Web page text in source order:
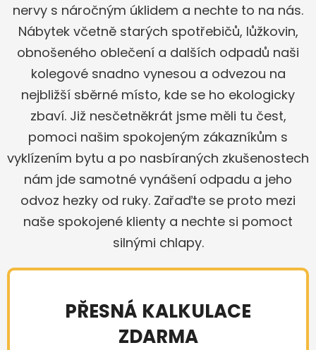
nervy s náročným úklidem a nechte to na nás.
Nábytek včetně starých spotřebičů, lůžkovin,
obnošeného oblečení a dalších odpadů naši
kolegové snadno vynesou a odvezou na
nejbližší sběrné místo, kde se ho ekologicky
zbaví. Již nesčetněkrát jsme měli tu čest,
pomoci našim spokojeným zákazníkům s
vyklízením bytu a po nasbíraných zkušenostech
nám jde samotné vynášení odpadu a jeho
odvoz hezky od ruky. Zařaďte se proto mezi
naše spokojené klienty a nechte si pomoct
silnými chlapy.
PŘESNÁ KALKULACE
ZDARMA